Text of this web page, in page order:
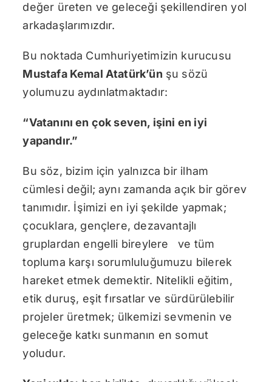
değer üreten ve geleceği şekillendiren yol
arkadaşlarımızdır.
Bu noktada Cumhuriyetimizin kurucusu
Mustafa Kemal Atatürk’ün şu sözü
yolumuzu aydınlatmaktadır:
“Vatanını en çok seven, işini en iyi
yapandır.”
Bu söz, bizim için yalnızca bir ilham
cümlesi değil; aynı zamanda açık bir görev
tanımıdır. İşimizi en iyi şekilde yapmak;
çocuklara, gençlere, dezavantajlı
gruplardan engelli bireylere ve tüm
topluma karşı sorumluluğumuzu bilerek
hareket etmek demektir. Nitelikli eğitim,
etik duruş, eşit fırsatlar ve sürdürülebilir
projeler üretmek; ülkemizi sevmenin ve
geleceğe katkı sunmanın en somut
yoludur.